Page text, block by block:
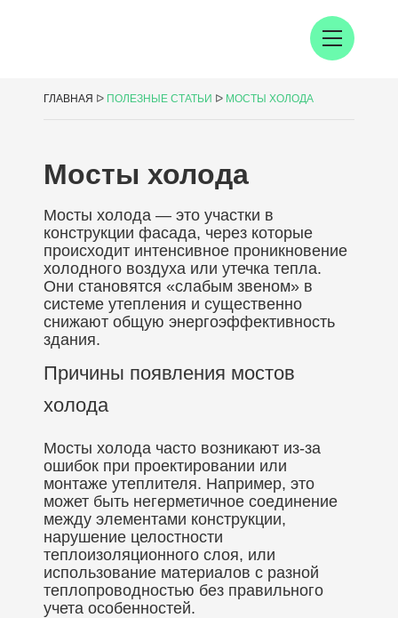
ГЛАВНАЯ ᐅ ПОЛЕЗНЫЕ СТАТЬИ ᐅ МОСТЫ ХОЛОДА
Мосты холода
Мосты холода — это участки в
конструкции фасада, через которые
происходит интенсивное проникновение
холодного воздуха или утечка тепла.
Они становятся «слабым звеном» в
системе утепления и существенно
снижают общую энергоэффективность
здания.
Причины появления мостов
холода
Мосты холода часто возникают из-за
ошибок при проектировании или
монтаже утеплителя. Например, это
может быть негерметичное соединение
между элементами конструкции,
нарушение целостности
теплоизоляционного слоя, или
использование материалов с разной
теплопроводностью без правильного
учета особенностей.